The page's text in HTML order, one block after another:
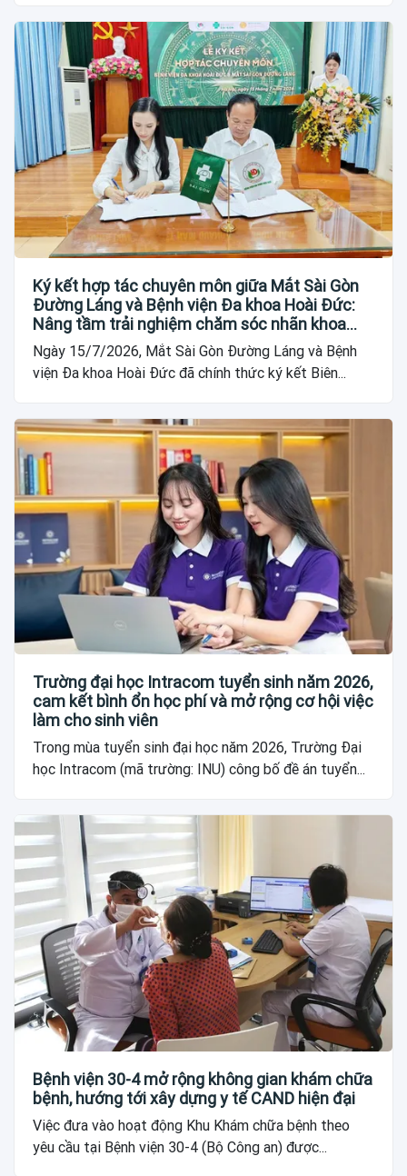
Ký kết hợp tác chuyên môn giữa Mắt Sài Gòn
Đường Láng và Bệnh viện Đa khoa Hoài Đức:
Nâng tầm trải nghiệm chăm sóc nhãn khoa
cho người dân
Ngày 15/7/2026, Mắt Sài Gòn Đường Láng và Bệnh
viện Đa khoa Hoài Đức đã chính thức ký kết Biên...
Trường đại học Intracom tuyển sinh năm 2026,
cam kết bình ổn học phí và mở rộng cơ hội việc
làm cho sinh viên
Trong mùa tuyển sinh đại học năm 2026, Trường Đại
học Intracom (mã trường: INU) công bố đề án tuyển...
Bệnh viện 30-4 mở rộng không gian khám chữa
bệnh, hướng tới xây dựng y tế CAND hiện đại
Việc đưa vào hoạt động Khu Khám chữa bệnh theo
yêu cầu tại Bệnh viện 30-4 (Bộ Công an) được...